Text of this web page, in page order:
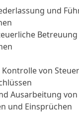
und
von
Ausarbeitung
und Einsprüchen